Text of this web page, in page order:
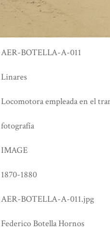
AER-BOTELLA-A-011
Linares
Locomotora empleada en el
fotografía
IMAGE
1870-1880
AER-BOTELLA-A-011.jpg
Federico Botella Hornos